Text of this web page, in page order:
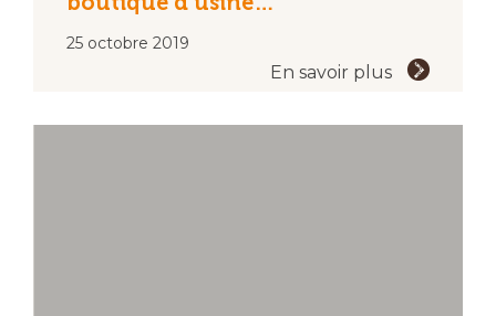
25 octobre 2019
En savoir plus